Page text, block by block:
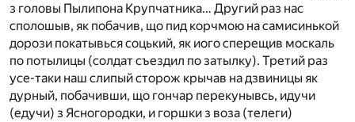
з головы Пылипона Крупчатника… Другий раз нас
сполошыв, як побачив, що пид корчмою на самисинькой
дорози покатывься соцький, як иого сперещив москаль
по потылицы (солдат съездил по затылку). Третий раз
усе-таки наш слипый сторож крычав на дзвиницы як
дурный, побачивши, що гончар перекунывсь, идучи
(едучи) з Ясногородки, и горшки з воза (телеги)